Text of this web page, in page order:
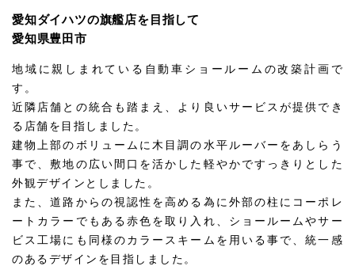
愛知ダイハツの旗艦店を目指して
愛知県豊田市
地域に親しまれている自動車ショールームの改築計画で
す。
近隣店舗との統合も踏まえ、より良いサービスが提供でき
る店舗を目指しました。
建物上部のボリュームに木目調の水平ルーバーをあしらう
事で、敷地の広い間口を活かした軽やかですっきりとした
外観デザインとしました。
また、道路からの視認性を高める為に外部の柱にコーポレ
ートカラーでもある赤色を取り入れ、ショールームやサー
ビス工場にも同様のカラースキームを用いる事で、統一感
のあるデザインを目指しました。